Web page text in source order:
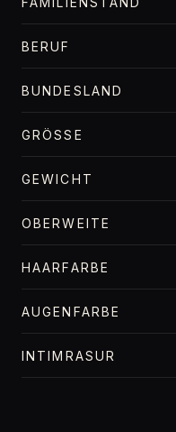
BERUF
BUNDESLAND
GRÖSSE
GEWICHT
OBERWEITE
HAARFARBE
AUGENFARBE
INTIMRASUR